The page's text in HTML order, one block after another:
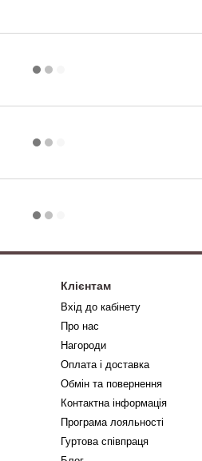
Клієнтам
Вхід до кабінету
Про нас
Нагороди
Оплата і доставка
Обмін та повернення
Контактна інформація
Програма лояльності
Гуртова співпраця